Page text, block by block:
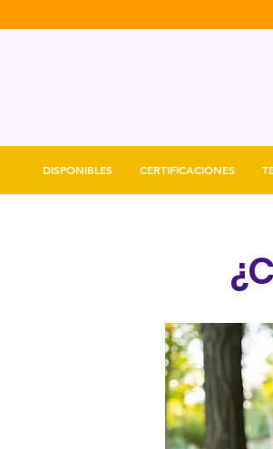
DISPONIBLES CERTIFICACIONES